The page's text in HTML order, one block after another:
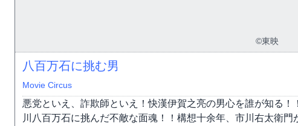
©東映
八百万石に挑む男
Movie Circus
悪党といえ、詐欺師といえ！快漢伊賀之亮の男心を誰が知る
川八百万石に挑んだ不敵な面魂！！構想十余年、市川右太衛